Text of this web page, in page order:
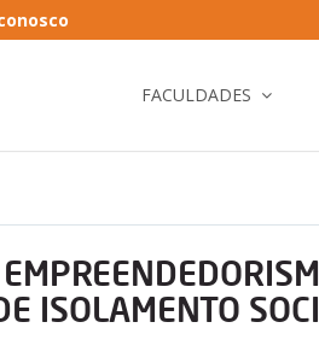
FACULDADES
ISOLAMENTO